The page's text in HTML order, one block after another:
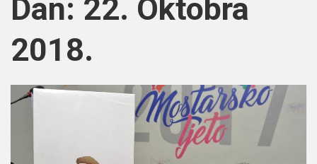
Dan: 22. Oktobra
2018.